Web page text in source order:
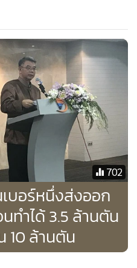
แผนร่วมกันระหว่างกรมการ
รกร ผู้ผลิตข้าว โรงสี และ
รทำตลาดส่งออก จะเดินหน้า
และทวงคืนตลาดเก่าที่เสียไป
กติ ไวรัสโควิด-19 ระบาด จึง
ปกติ ก็จะเดินหน้าต่อทันที
วนวัตกรรม ที่สามารถนำข้าว
ทั่งเครื่องสำอาง และอื่นๆ และ
น ที่มีความพร้อมทำตลาด
ของไทยที่ประจำอยู่ทั่วโลก
ชิด ทั้งในประเทศที่เป็นผู้ผลิต
โดยให้ ประเมินสถานการณ์
อติดตามสถานการณ์ตลาดข้าว
702
บอร์หนึ่งส่งออก
ทำได้ 3.5 ล้านตัน
10 ล้านตัน